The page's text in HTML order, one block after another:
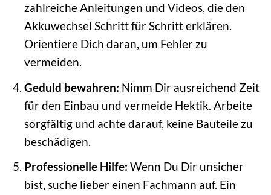
zahlreiche Anleitungen und Videos, die den
Akkuwechsel Schritt für Schritt erklären.
Orientiere Dich daran, um Fehler zu
vermeiden.
Geduld bewahren: Nimm Dir ausreichend Zeit
für den Einbau und vermeide Hektik. Arbeite
sorgfältig und achte darauf, keine Bauteile zu
beschädigen.
Professionelle Hilfe: Wenn Du Dir unsicher
bist, suche lieber einen Fachmann auf. Ein